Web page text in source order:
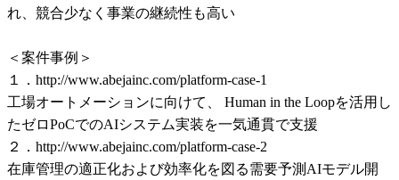
れ、競合少なく事業の継続性も高い
＜案件事例＞
１．http://www.abejainc.com/platform-case-1
工場オートメーションに向けて、 Human in the Loopを活用し
たゼロPoCでのAIシステム実装を一気通貫で支援
２．http://www.abejainc.com/platform-case-2
在庫管理の適正化および効率化を図る需要予測AIモデル開